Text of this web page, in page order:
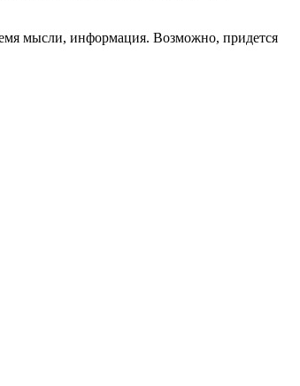
мысли, информация. Возможно, придется